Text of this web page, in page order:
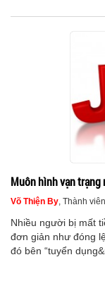
Muôn hình vạn
Võ Thiện By, Thành
Nhiều người bị mất
đơn giản như đóng
đó bên “tuyển